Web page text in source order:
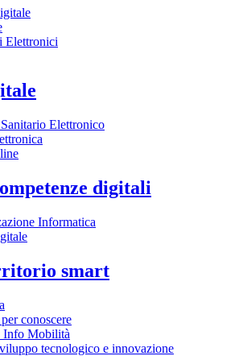
Elettronici
Elettronico
digitali
Informatica
smart
conoscere
Info Mobilità
tecnologico e innovazione